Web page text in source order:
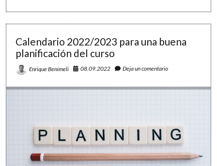
de
Calendario 2022/2023 para una buena
planificación del curso
Enrique Benimeli 08.09.2022 Deja un comentario